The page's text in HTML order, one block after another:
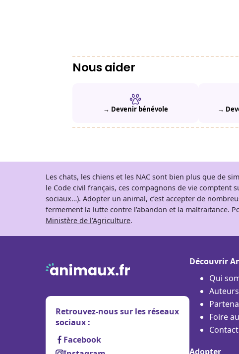
Nous aider
→ Devenir bénévole →
Les chats, les chiens et les NAC sont bien plus que de
le Code civil français, ces compagnons de vie comptent
sociaux…). Adopter un animal, c’est accepter de
fermement la lutte contre l’abandon et la maltraitance.
Ministère de l’Agriculture.
Retrouvez-nous sur les réseaux
sociaux :
Facebook
Découvrir
Qui
Auteurs
Foire
Adopter